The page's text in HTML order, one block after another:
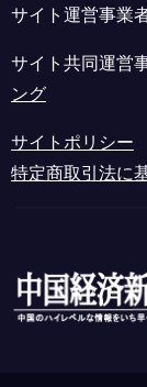
サイト運営事
サイト共同運営
ング
サイトポリシー
特定商取引法に